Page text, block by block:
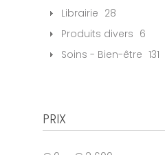
Librairie 28
Produits divers 6
Soins - Bien-être 131
PRIX